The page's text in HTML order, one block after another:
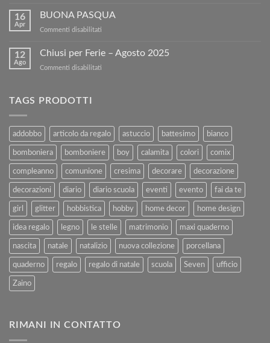
sconto
i
tuoi
con
Rimborso
16
Apr
BUONA PASQUA
Commenti disabilitati
PASQUA
12
Ago
Chiusi per Ferie – Agosto 2025
Commenti disabilitati
2025
TAGS PRODOTTI
addobbo articolo da regalo astuccio battesimo bianco
bomboniera bomboniere boy calamita colori comix
compleanno comunione cresima decorare decorazione
decorazioni diario diario scuola eventi evento fai da te
girl glitter hobbistica hobby home decor home design
idea regalo legno le stelle matrimonio maxi quaderno
nascita natale natalizio nuova collezione porcellana
quaderno regalo regalo di natale scuola Seven ufficio
Zaino
RIMANI IN CONTATTO